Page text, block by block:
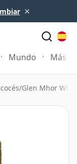
×
Mundo Más
/Glen Mhor